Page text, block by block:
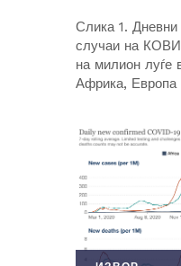
Слика 1. Дневни
случаи на
на милион луѓе
Африка, Европа